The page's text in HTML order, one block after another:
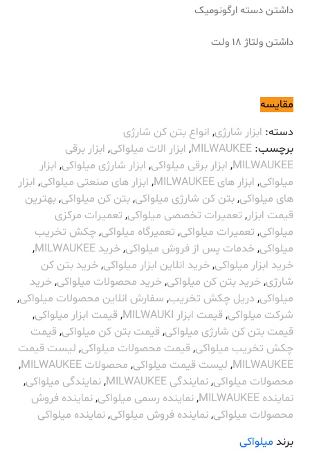
داشتن دسته ارگونومیک
داشتن ولتاژ 18 ولت
مقایسه
دسته: ابزار شارژی, انواع بتن کن شارژی
برچسب: MILWAUKEE
, ابزار الات میلواکی, ابزار برقی
MILWAUKEE
, ابزار برقی میلواکی, ابزار شارژی میلواکی, ابزار
میلواکی, ابزار های MILWAUKEE , ابزار های صنعتی میلواکی, ابزار
های میلواکی,بتن کن شارژی میلواکی,بتن کن میلواکی,بهترین
قیمت ابزار, تعمیرات تخصصی میلواکی, تعمیرات مرکزی
میلواکی, تعمیرات میلواکی, تعمیرگاه میلواکی,چکش تخریب
میلواکی,خدمات پس از فروش میلواکی,خرید MILWAUKEE
,
خرید ابزار میلواکی,خرید انلاین ابزار میلواکی,خرید بتن کن
شارژی,خرید بتن کن میلواکی,خرید محصولات میلواکی,خرید
میلواکی, دریل چکش تخریب, سفارش انلاین محصولات میلواکی,
شرکت میلواکی, قیمت ابزار MILWAUKI , قیمت ابزار میلواکی,
قیمت بتن کن شارژی میلواکی, قیمت بتن کن میلواکی, قیمت
چکش تخریب میلواکی, قیمت محصولات میلواکی, لیست قیمت
MILWAUKEE
, لیست قیمت میلواکی, محصولات MILWAUKEE
,
محصولات میلواکی,نمایندگی MILWAUKEE ,نمایندگی میلواکی,
نماینده MILWAUKEE
,نماینده رسمی میلواکی,نماینده فروش
محصولات میلواکی,نماینده فروش میلواکی,نماینده میلواکی
برند میلواکی